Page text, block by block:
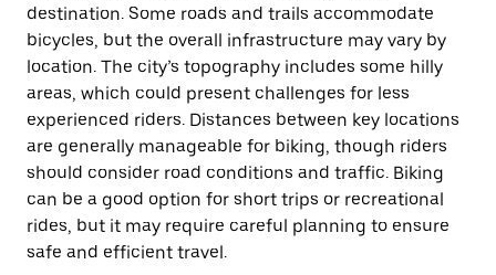
destination. Some roads and trails accommodate
bicycles, but the overall infrastructure may vary by
location. The city’s topography includes some hilly
areas, which could present challenges for less
experienced riders. Distances between key locations
are generally manageable for biking, though riders
should consider road conditions and traffic. Biking
can be a good option for short trips or recreational
rides, but it may require careful planning to ensure
safe and efficient travel.